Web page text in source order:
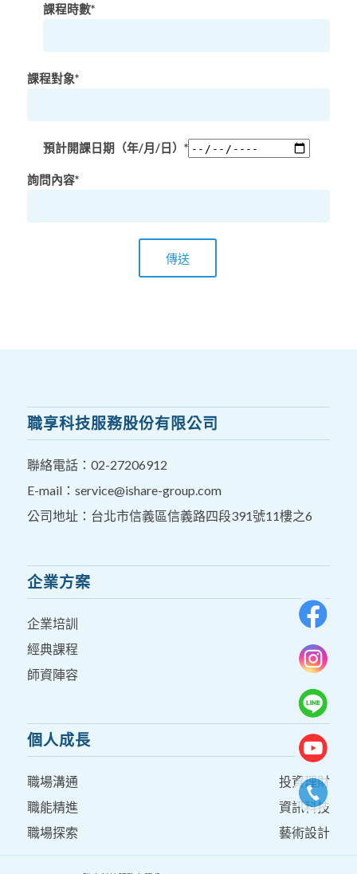
課程時數*
課程對象*
預計開課日期（年/月/日）*
詢問內容*
職享科技服務股份有限公司
聯絡電話： 02-27206912
E-mail： service@ishare-group.com
公司地址：台北市信義區信義路四段391號11樓之6
企業方案
企業培訓
經典課程
師資陣容
個人成長
職場溝通
職能精進
職場探索
投資理財
資訊科技
藝術設計